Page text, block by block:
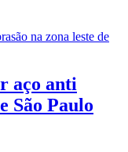
aço anti
São Paulo